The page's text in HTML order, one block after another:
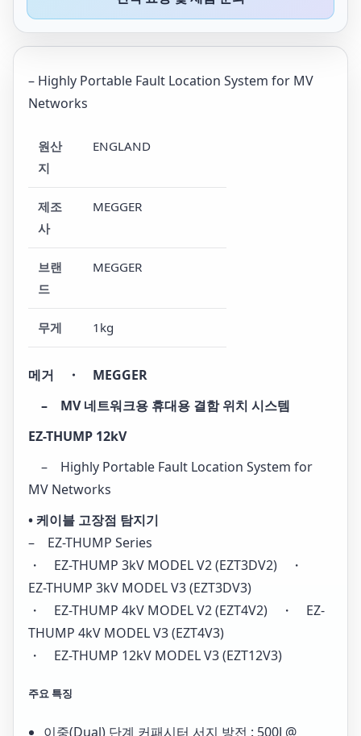
– Highly Portable Fault Location System for MV
Networks
원산
지
ENGLAND
제조
사
MEGGER
브랜
드
MEGGER
무게 1kg
메거 ・ MEGGER
– MV 네트워크용 휴대용 결함 위치 시스템
EZ-THUMP 12kV
– Highly Portable Fault Location System for
MV Networks
• 케이블 고장점 탐지기
– EZ-THUMP Series
・ EZ-THUMP 3kV MODEL V2 (EZT3DV2) ・
EZ-THUMP 3kV MODEL V3 (EZT3DV3)
・ EZ-THUMP 4kV MODEL V2 (EZT4V2) ・ EZ-
THUMP 4kV MODEL V3 (EZT4V3)
・ EZ-THUMP 12kV MODEL V3 (EZT12V3)
주요 특징
이중(Dual) 단계 커패시터 서지 방전 : 500J @